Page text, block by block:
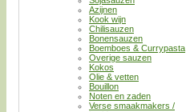
Azijnen
Kook wijn
Chilisauzen
Bonensauzen
Boemboes & Currypasta
Overige sauzen
Kokos
Olie & vetten
Bouillon
Noten en zaden
Verse smaakmakers /